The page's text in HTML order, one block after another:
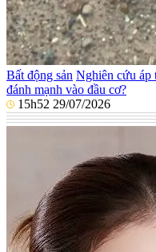
Bất động sản Nghiên cứu áp
đánh mạnh vào đầu cơ?
15h52 29/07/2026